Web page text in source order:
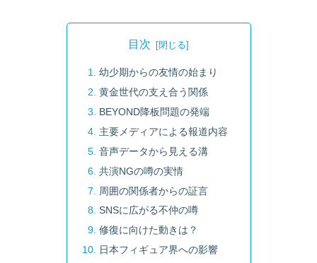
目次
幼少期からの友情の始まり
黄金世代の支え合う関係
BEYOND降板問題の発端
主要メディアによる報道内容
音声データから見える溝
共演NGの噂の実情
周囲の関係者からの証言
SNSに広がる不仲の噂
修復に向けた動きは？
日本フィギュア界への影響